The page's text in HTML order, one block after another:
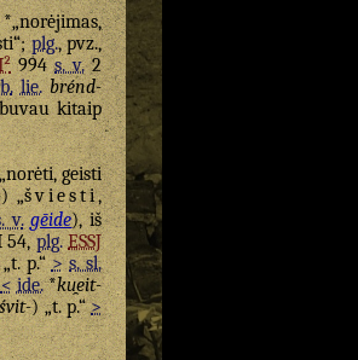
plg., pvz.,
994s. v.2
lie. brénd-
kitaip
geisti
) „šviesti,
v. gēide), iš
54,plg. ESSJ
p.“> s. sl.
< ide.*ku̯eit-
śvit-) „t. p.“>